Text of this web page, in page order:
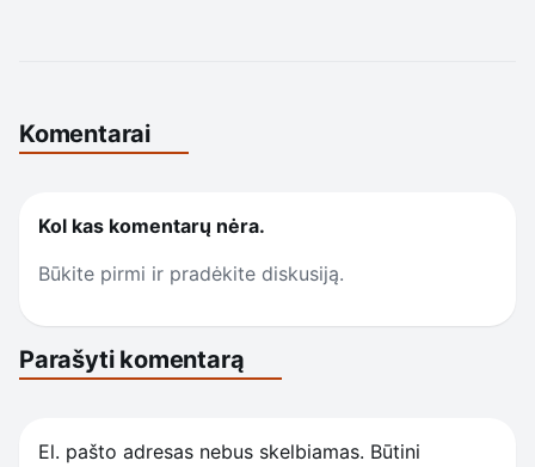
Komentarai
Kol kas komentarų nėra.
Būkite pirmi ir pradėkite diskusiją.
Parašyti komentarą
El. pašto adresas nebus skelbiamas. Būtini